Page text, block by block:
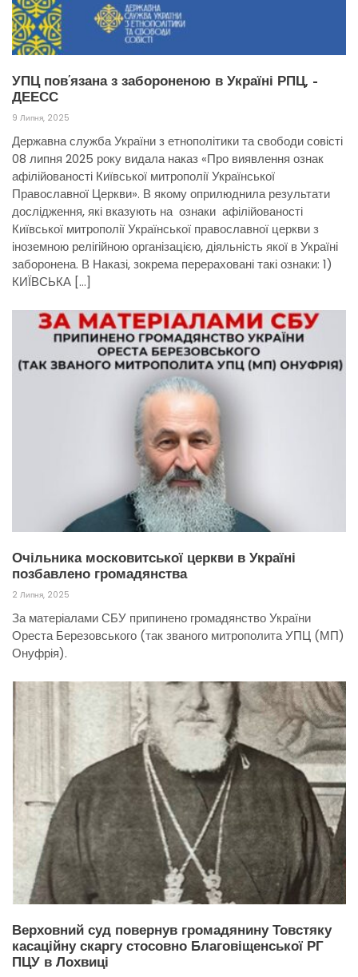
УПЦ пов’язана з забороненою в Україні РПЦ, –
ДЕЕСС
9 Липня, 2025
Державна служба України з етнополітики та свободи совісті
08 липня 2025 року видала наказ «Про виявлення ознак
афілійованості Київської митрополії Української
Православної Церкви». В якому оприлюднила результати
дослідження, які вказують на ознаки афілійованості
Київської митрополії Української православної церкви з
іноземною релігійною організацією, діяльність якої в Україні
заборонена. В Наказі, зокрема перераховані такі ознаки: 1)
КИЇВСЬКА […]
Очільника московитської церкви в Україні
позбавлено громадянства
2 Липня, 2025
За матеріалами СБУ припинено громадянство України
Ореста Березовського (так званого митрополита УПЦ (МП)
Онуфрія).
Верховний суд повернув громадянину Товстяку
касаційну скаргу стосовно Благовіщенської РГ
ПЦУ в Лохвиці